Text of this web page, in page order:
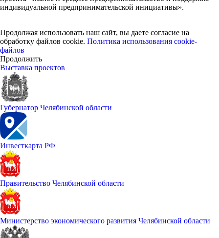
индивидуальной предпринимательской инициативы».
Продолжая использовать наш сайт, вы даете согласие на
обработку файлов cookie. Политика использования cookie-
файлов
Продолжить
Выставка проектов
Губернатор Челябинской области
Инвесткарта РФ
Правительство Челябинской области
Министерство экономического развития Челябинской области